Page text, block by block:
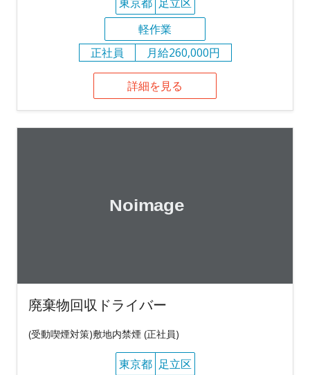
軽作業
正社員
月給260,000円
詳細を見る
廃棄物回収ドライバー
(受動喫煙対策)敷地内禁煙 (正社員)
東京都 足立区